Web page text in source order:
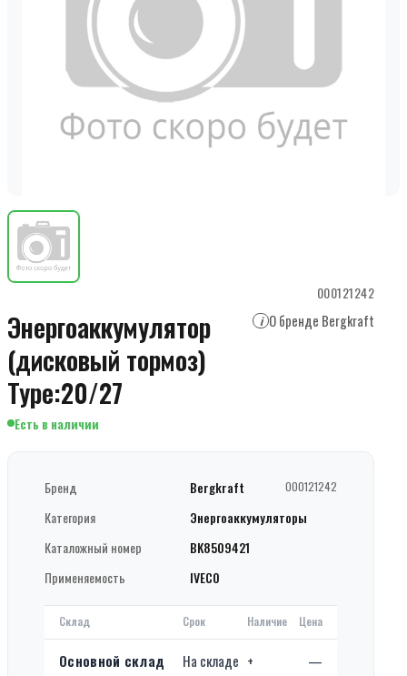
000121242
Энергоаккумулятор
(дисковый тормоз)
Type:20/27
i О бренде Bergkraft
Есть в наличии
Бренд Bergkraft 000121242
Категория
Энергоаккумуляторы
Каталожный номер
BK8509421
Применяемость
IVECO
Склад Срок Наличие Цена
Основной склад На складе + —